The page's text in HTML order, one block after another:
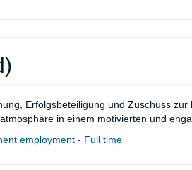
Erfolgsbeteiligung und Zuschuss zur
in einem motivierten und
employment - Full time